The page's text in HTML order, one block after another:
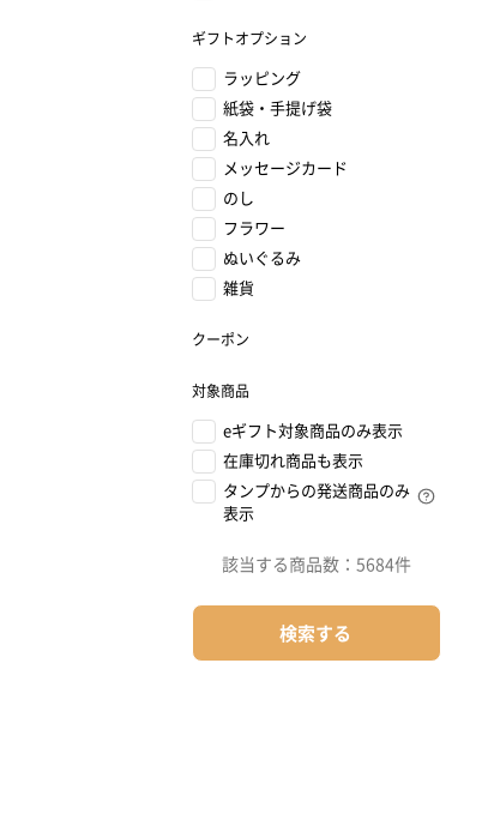
ギフトオプション
ラッピング
紙袋・手提げ袋
名入れ
メッセージカード
のし
フラワー
ぬいぐるみ
雑貨
クーポン
対象商品
eギフト対象商品のみ表示
在庫切れ商品も表示
タンプからの発送商品のみ
表示
該当する商品数： 5684件
検索する